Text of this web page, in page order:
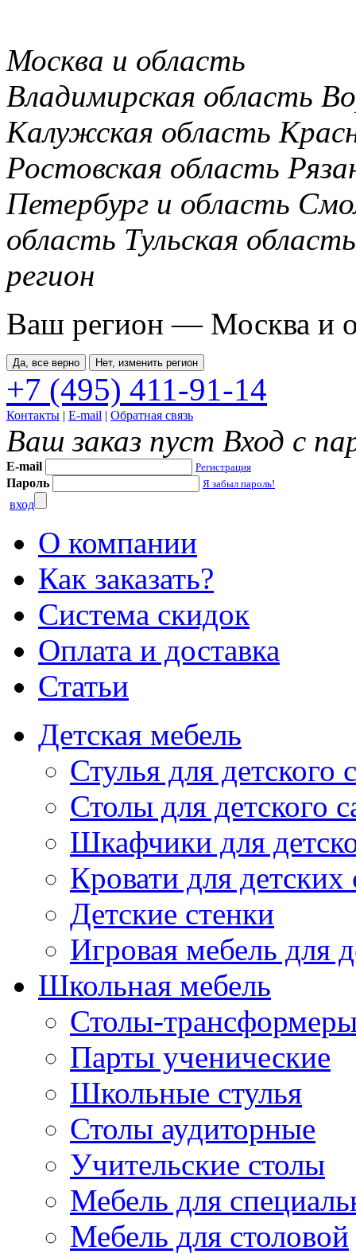
Москва и область
Владимирская область
Калужская область
Ростовская область
Петербург и область
область Тульская область
регион
Ваш регион — Москва и
Да, все верно Нет, изменить регион
+7 (495) 411-91-14
Контакты | E-mail | Обратная связь
Ваш заказ пуст Вход с
E-mail Регистрация
Пароль Я забыл пароль!
вход
О компании
Как заказать?
Система скидок
Оплата и доставка
Статьи
Детская мебель
Стулья для детского
Столы для детского
Шкафчики для
Кровати для детских
Детские стенки
Игровая мебель для
Школьная мебель
Столы-
Парты ученические
Школьные стулья
Столы аудиторные
Учительские столы
Мебель для
Мебель для столовой